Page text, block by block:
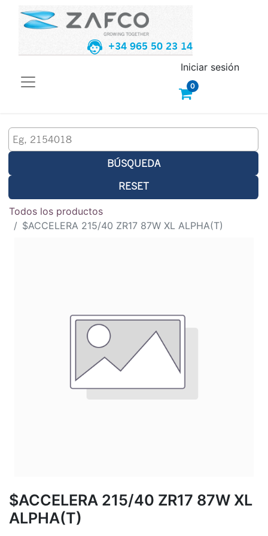
+34 965 50 23 14
0
Iniciar sesión
BÚSQUEDA
RESET
Todos los productos
$ACCELERA 215/40 ZR17 87W XL ALPHA(T)
$ACCELERA 215/40 ZR17 87W XL
ALPHA(T)